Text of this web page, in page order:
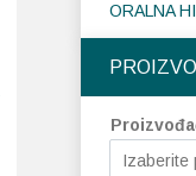
ORALNA